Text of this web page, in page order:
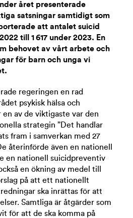
året presenterade
satsningar samtidigt som
att antalet suicid
till 1 617 under 2023. En
behovet av vårt arbete och
för barn och unga vi
regeringen en rad
psykisk hälsa och
en av de viktigaste var den
a strategin ”Det handlar
fram i samverkan med 27
återinförde även en nationell
en nationell suicidpreventiv
en ökning av medel till
på att ett nationellt
ska inrättas för att
. Samtliga är åtgärder som
för att de ska komma på